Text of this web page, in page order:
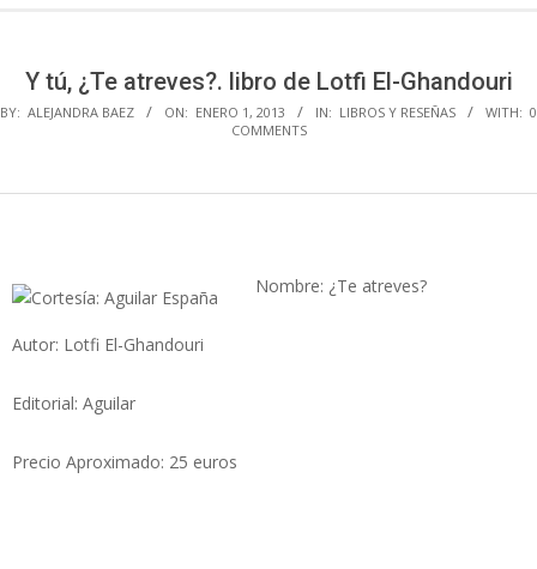
Y tú, ¿Te atreves?. libro de Lotfi El-Ghandouri
BY: ALEJANDRA BAEZ ON: ENERO 1, 2013 IN: LIBROS Y RESEÑAS WITH: 0
COMMENTS
Nombre: ¿Te atreves?
Autor: Lotfi El-Ghandouri
Editorial: Aguilar
Precio Aproximado: 25 euros